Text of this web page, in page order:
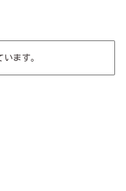
ます。